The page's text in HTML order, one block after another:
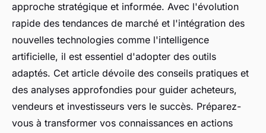
approche stratégique et informée. Avec l'évolution
rapide des tendances de marché et l'intégration des
nouvelles technologies comme l'intelligence
artificielle, il est essentiel d'adopter des outils
adaptés. Cet article dévoile des conseils pratiques et
des analyses approfondies pour guider acheteurs,
vendeurs et investisseurs vers le succès. Préparez-
vous à transformer vos connaissances en actions